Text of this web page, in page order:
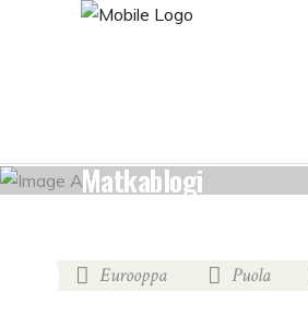
Matkablogi
Eurooppa Puola